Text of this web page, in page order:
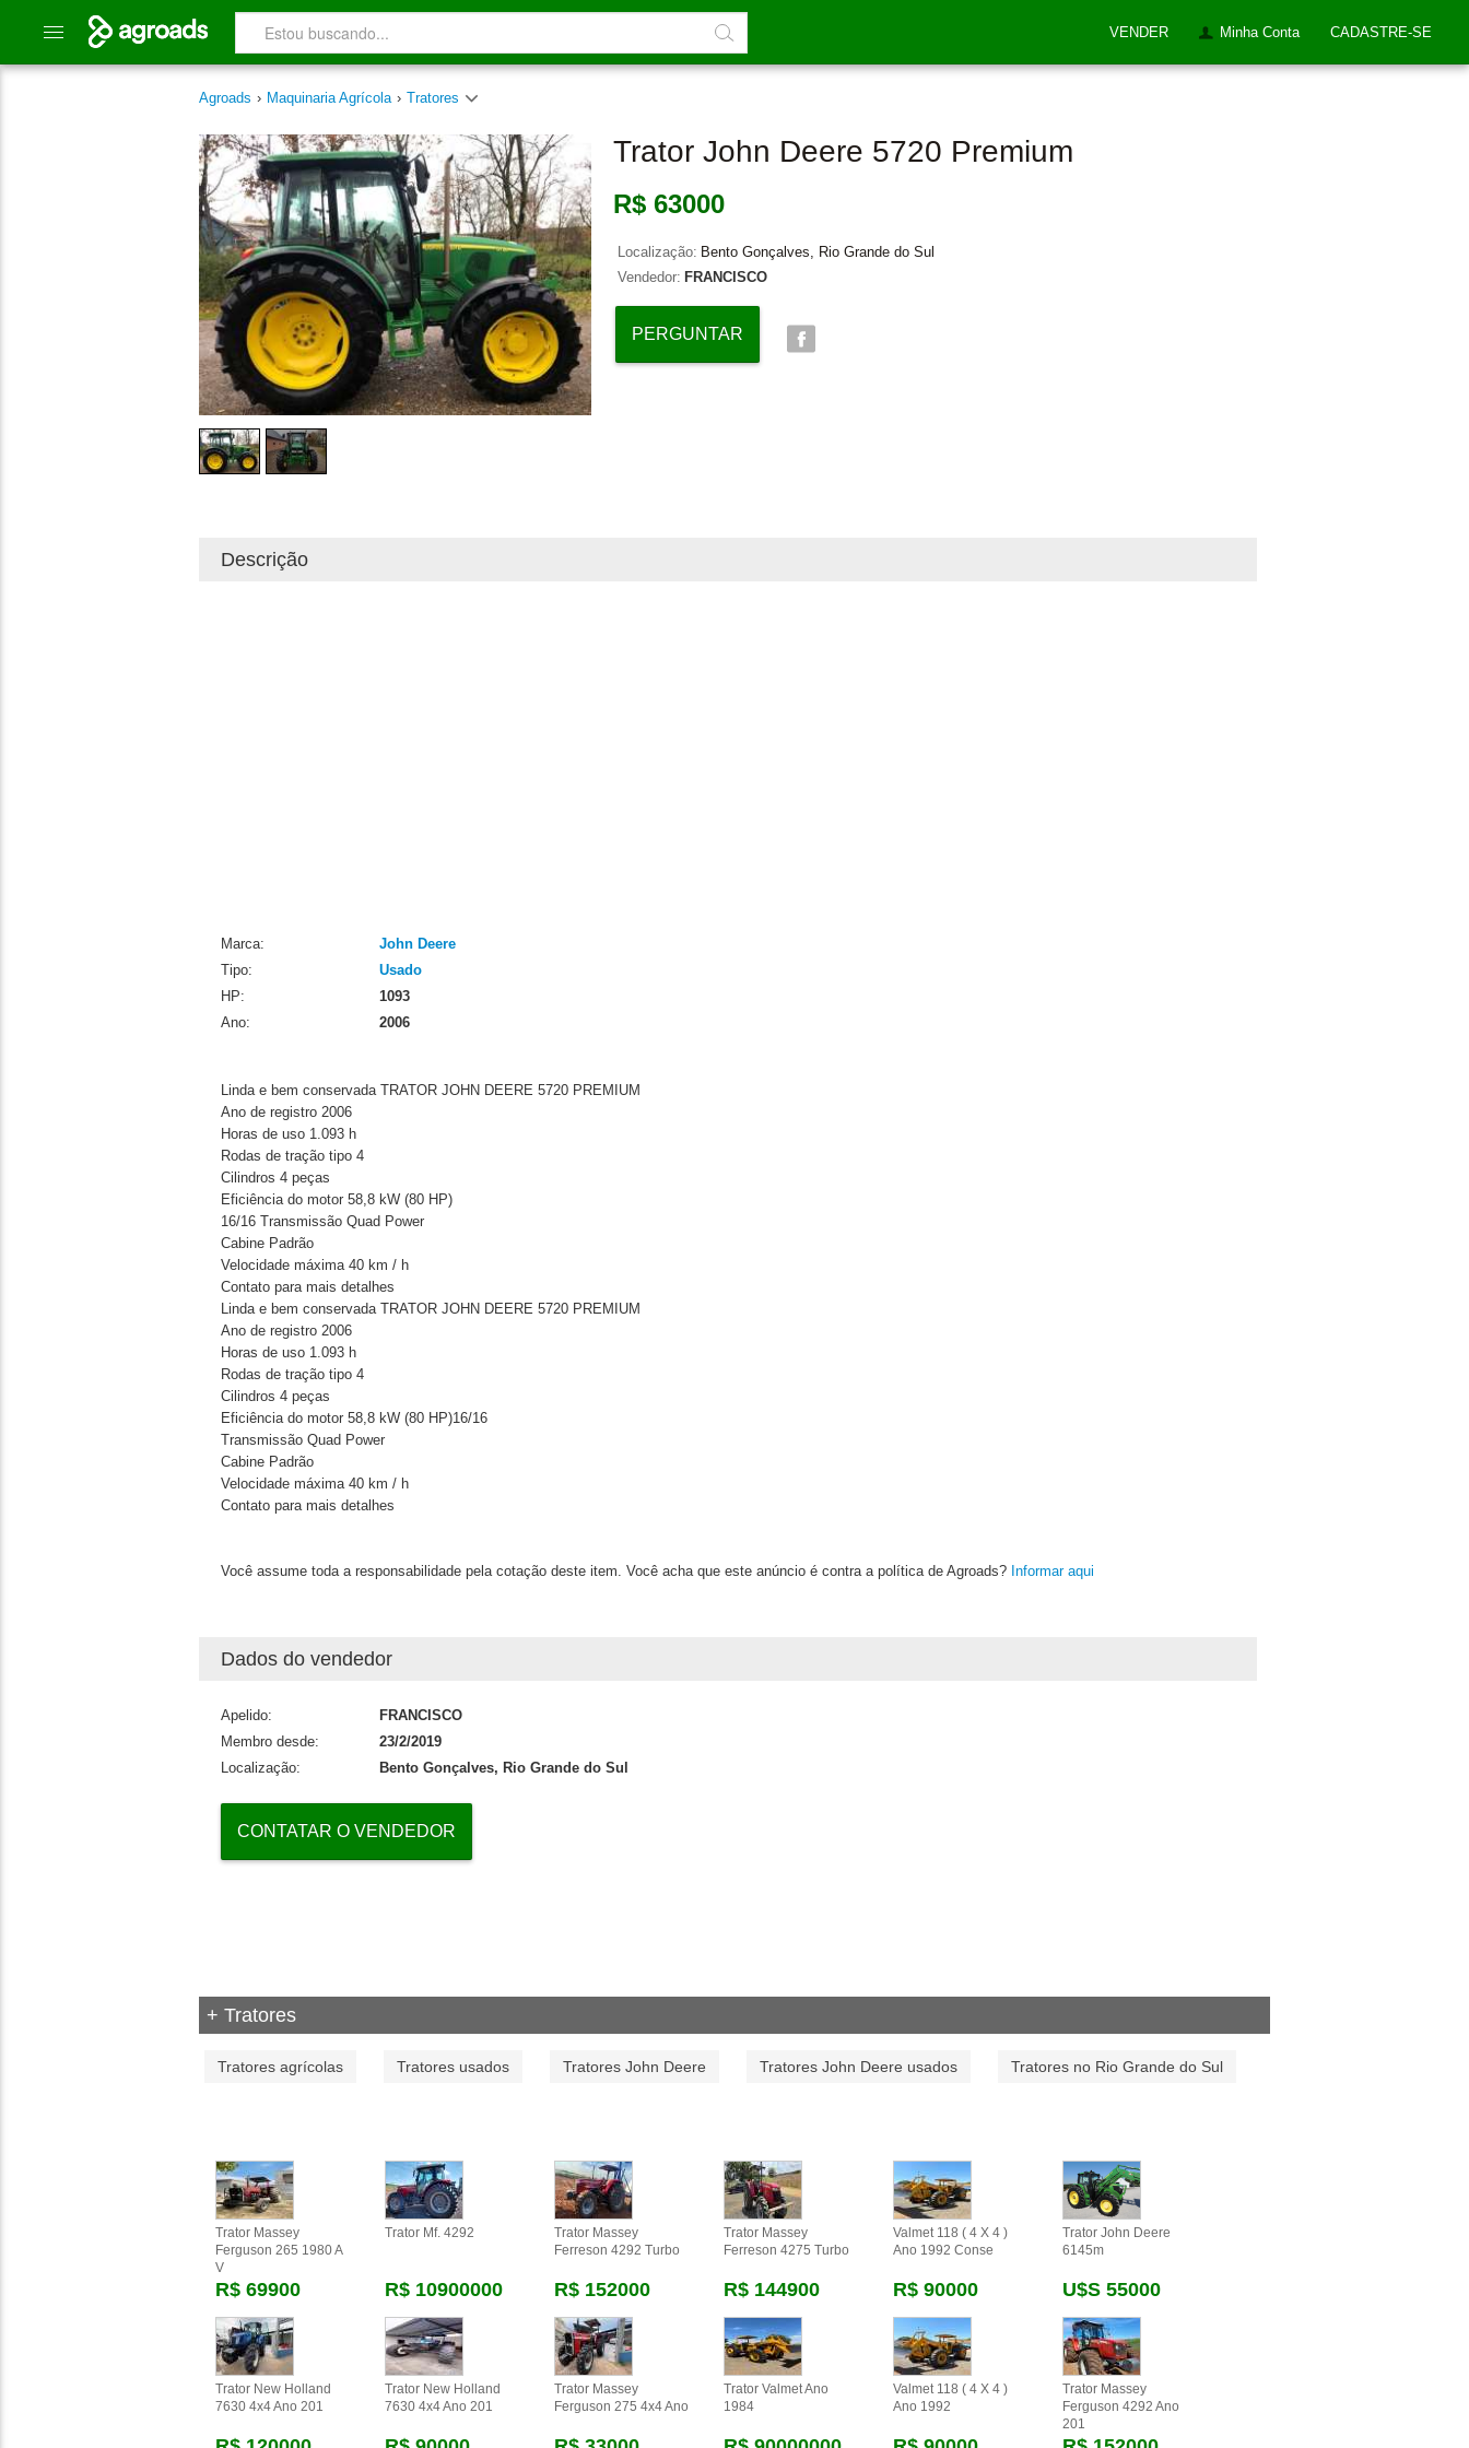
VENDER Minha Conta CADASTRE-SE
Agroads › Maquinaria Agrícola › Tratores
Trator John Deere 5720 Premium
R$ 63000
Localização: Bento Gonçalves, Rio Grande do Sul
Vendedor: FRANCISCO
PERGUNTAR
Descrição
Marca:
John Deere
Tipo:
Usado
HP:
1093
Ano:
2006
Linda e bem conservada TRATOR JOHN DEERE 5720 PREMIUM
Ano de registro 2006
Horas de uso 1.093 h
Rodas de tração tipo 4
Cilindros 4 peças
Eficiência do motor 58,8 kW (80 HP)
16/16 Transmissão Quad Power
Cabine Padrão
Velocidade máxima 40 km / h
Contato para mais detalhes
Linda e bem conservada TRATOR JOHN DEERE 5720 PREMIUM
Ano de registro 2006
Horas de uso 1.093 h
Rodas de tração tipo 4
Cilindros 4 peças
Eficiência do motor 58,8 kW (80 HP)16/16
Transmissão Quad Power
Cabine Padrão
Velocidade máxima 40 km / h
Contato para mais detalhes
Você assume toda a responsabilidade pela cotação deste item. Você acha que este anúncio é contra a política de Agroads? Informar aqui
Dados do vendedor
Apelido:
FRANCISCO
Membro desde:
23/2/2019
Localização:
Bento Gonçalves, Rio Grande do Sul
CONTATAR O VENDEDOR
+ Tratores
Tratores agrícolas Tratores usados Tratores John Deere Tratores John Deere usados Tratores no Rio Grande do Sul
Trator Massey
Ferguson 265 1980 A
V
R$ 69900
Trator Mf. 4292
R$ 10900000
Trator Massey
Ferreson 4292 Turbo
R$ 152000
Trator Massey
Ferreson 4275 Turbo
R$ 144900
Valmet 118 ( 4 X 4 )
Ano 1992 Conse
R$ 90000
Trator John Deere
6145m
U$s 55000
Trator New Holland
7630 4x4 Ano 201
Trator New Holland
7630 4x4 Ano 201
Trator Massey
Ferguson 275 4x4 Ano
Trator Valmet Ano
1984
Valmet 118 ( 4 X 4 )
Ano 1992
Trator Massey
Ferguson 4292 Ano
201